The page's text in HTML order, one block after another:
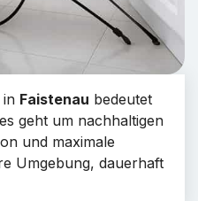
in Faistenau bedeutet
geht um nachhaltigen
und maximale
Umgebung, dauerhaft